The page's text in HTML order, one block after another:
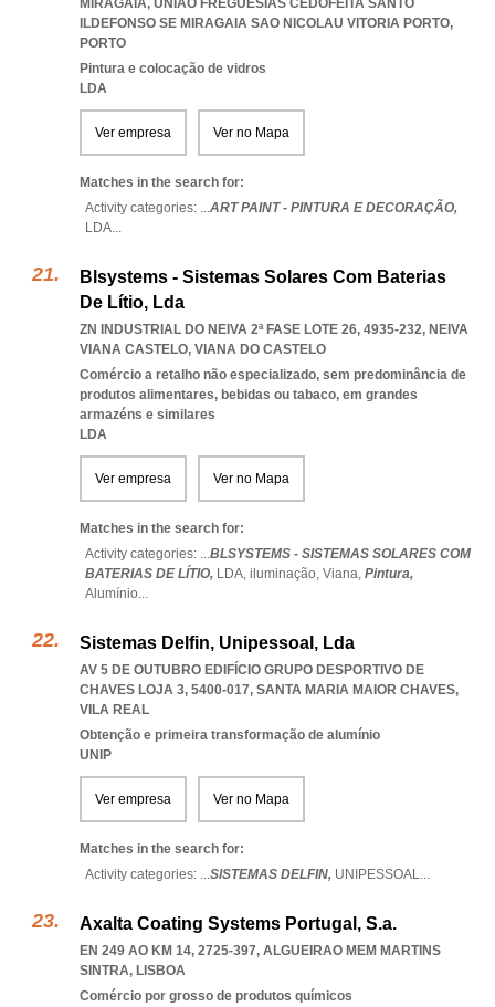
MIRAGAIA, UNIAO FREGUESIAS CEDOFEITA SANTO
ILDEFONSO SE MIRAGAIA SAO NICOLAU VITORIA PORTO,
PORTO
Pintura e colocação de vidros
LDA
Ver empresa Ver no Mapa
Matches in the search for:
Activity categories: ...ART PAINT - PINTURA E DECORAÇÃO,
LDA...
Blsystems - Sistemas Solares Com Baterias
De Lítio, Lda
ZN INDUSTRIAL DO NEIVA 2ª FASE LOTE 26, 4935-232, NEIVA
VIANA CASTELO, VIANA DO CASTELO
Comércio a retalho não especializado, sem predominância de
produtos alimentares, bebidas ou tabaco, em grandes
armazéns e similares
LDA
Ver empresa Ver no Mapa
Matches in the search for:
Activity categories: ...BLSYSTEMS - SISTEMAS SOLARES COM
BATERIAS DE LÍTIO, LDA, iluminação, Viana, Pintura,
Alumínio...
Sistemas Delfin, Unipessoal, Lda
AV 5 DE OUTUBRO EDIFÍCIO GRUPO DESPORTIVO DE
CHAVES LOJA 3, 5400-017, SANTA MARIA MAIOR CHAVES,
VILA REAL
Obtenção e primeira transformação de alumínio
UNIP
Ver empresa Ver no Mapa
Matches in the search for:
Activity categories: ...SISTEMAS DELFIN, UNIPESSOAL...
Axalta Coating Systems Portugal, S.a.
EN 249 AO KM 14, 2725-397, ALGUEIRAO MEM MARTINS
SINTRA, LISBOA
Comércio por grosso de produtos químicos